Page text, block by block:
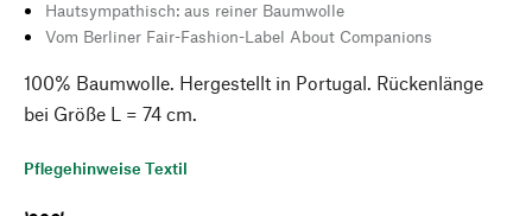
Hautsympathisch: aus reiner Baumwolle
Vom Berliner Fair-Fashion-Label About Companions
100% Baumwolle. Hergestellt in Portugal. Rückenlänge
bei Größe L = 74 cm.
Pflegehinweise Textil